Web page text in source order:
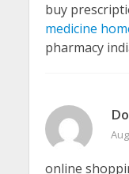
buy
medicine
pharmacy
online